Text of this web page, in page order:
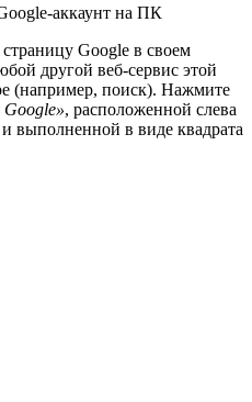
аккаунт на ПК
Google в своем
другой веб-сервис этой
(например, поиск). Нажмите
, расположенной слева
выполненной в виде квадрата